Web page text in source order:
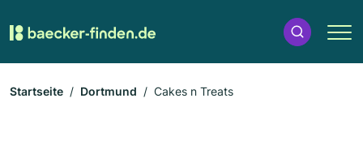
Startseite Dortmund Cakes n Treats